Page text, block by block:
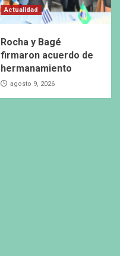
Actualidad
Rocha y Bagé
firmaron acuerdo de
hermanamiento
agosto 9, 2026